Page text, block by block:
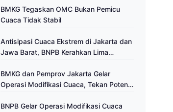
BMKG Tegaskan OMC Bukan Pemicu
Cuaca Tidak Stabil
Antisipasi Cuaca Ekstrem di Jakarta dan
Jawa Barat, BNPB Kerahkan Lima
Cuaca
BMKG dan Pemprov Jakarta Gelar
Operasi Modifikasi Cuaca, Tekan Potensi
BNPB Gelar Operasi Modifikasi Cuaca